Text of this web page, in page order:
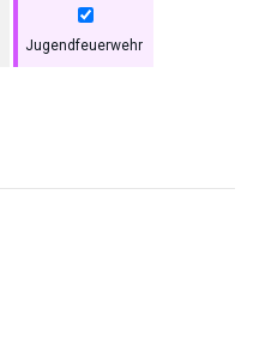
Jugendfeuerwehr